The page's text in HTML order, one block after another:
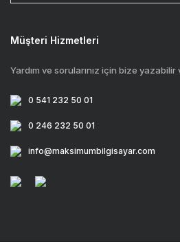
Müşteri Hizmetleri
Yardım ve sorularınız için bize
0 541 232 50 01
0 246 232 50 01
info@maksimumbilgisayar.com